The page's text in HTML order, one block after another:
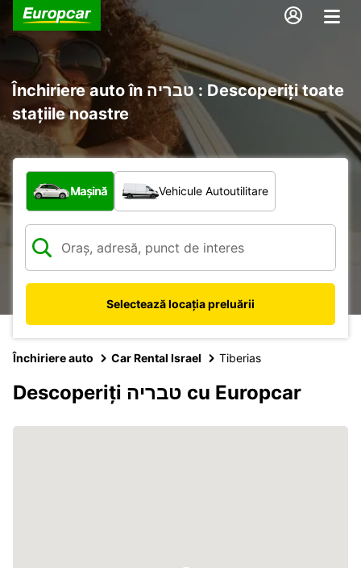
Închiriere auto în טבריה : Descoperiți toate
stațiile noastre
Ce tip de vehicul?
Mașină Vehicule Autoutilitare
Selectează locația preluării
Închiriere auto Car Rental Israel Tiberias
Descoperiți טבריה cu Europcar